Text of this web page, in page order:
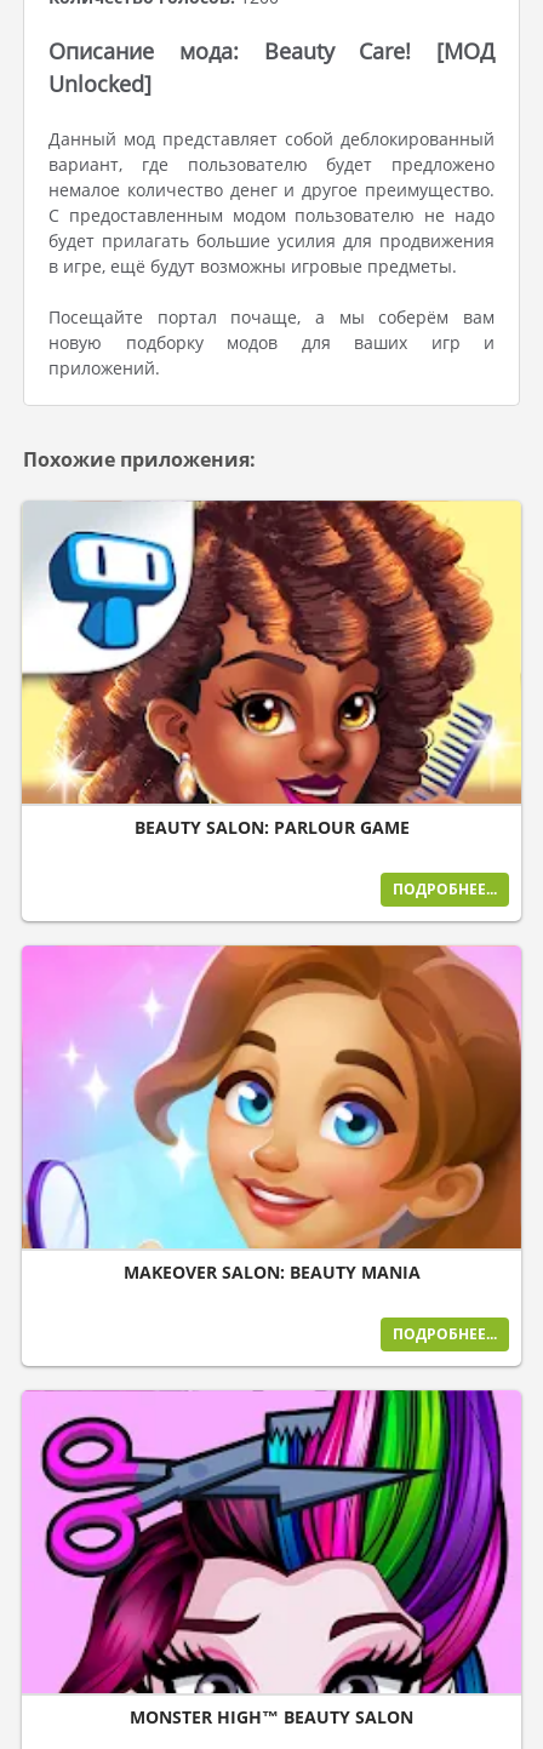
Описание мода: Beauty Care! [МОД
Unlocked]
Данный мод представляет собой деблокированный
вариант, где пользователю будет предложено
немалое количество денег и другое преимущество.
С предоставленным модом пользователю не надо
будет прилагать большие усилия для продвижения
в игре, ещё будут возможны игровые предметы.
Посещайте портал почаще, а мы соберём вам
новую подборку модов для ваших игр и
приложений.
Похожие приложения:
BEAUTY SALON: PARLOUR GAME
ПОДРОБНЕЕ...
MAKEOVER SALON: BEAUTY MANIA
ПОДРОБНЕЕ...
MONSTER HIGH™ BEAUTY SALON